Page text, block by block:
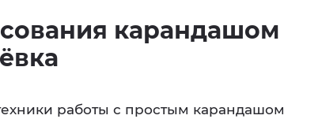
карандашом
работы с простым карандашом